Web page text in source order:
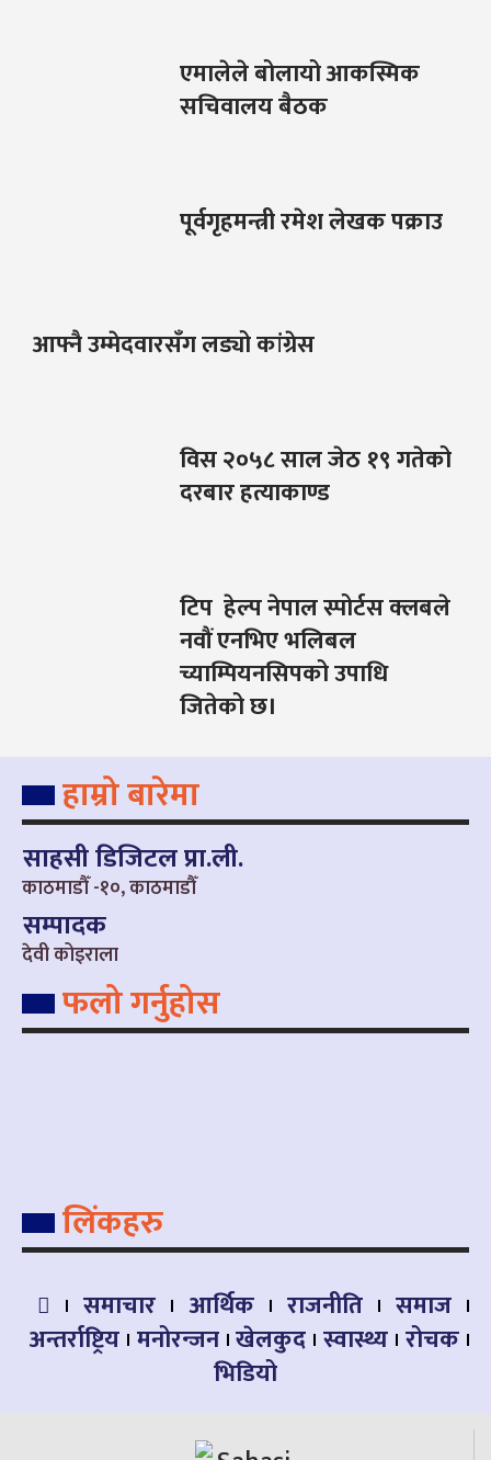
एमालेले बोलायो आकस्मिक
सचिवालय बैठक
पूर्वगृहमन्त्री रमेश लेखक पक्राउ
आफ्नै उम्मेदवारसँग लड्यो कांग्रेस
विस २०५८ साल जेठ १९ गतेको
दरबार हत्याकाण्ड
टिप हेल्प नेपाल स्पोर्टस क्लबले
नवौं एनभिए भलिबल
च्याम्पियनसिपको उपाधि
जितेको छ।
हाम्रो बारेमा
साहसी डिजिटल प्रा.ली.
काठमाडौँ -१०, काठमाडौँ
सम्पादक
देवी कोइराला
फलो गर्नुहोस
लिंकहरु
समाचार आर्थिक राजनीति
समाज
अन्तर्राष्ट्रिय मनोरन्जन खेलकुद स्वास्थ्य रोचक
भिडियो